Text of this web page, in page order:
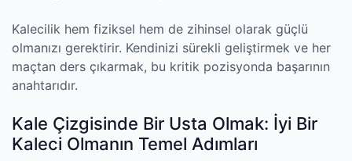
Kalecilik hem fiziksel hem de zihinsel olarak güçlü
olmanızı gerektirir. Kendinizi sürekli geliştirmek ve her
maçtan ders çıkarmak, bu kritik pozisyonda başarının
anahtarıdır.
Kale Çizgisinde Bir Usta Olmak: İyi Bir
Kaleci Olmanın Temel Adımları